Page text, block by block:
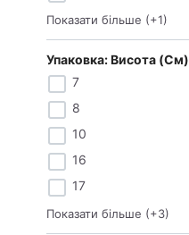
Показати більше (+1)
Упаковка: Висота (см)
7
8
10
16
17
Показати більше (+3)